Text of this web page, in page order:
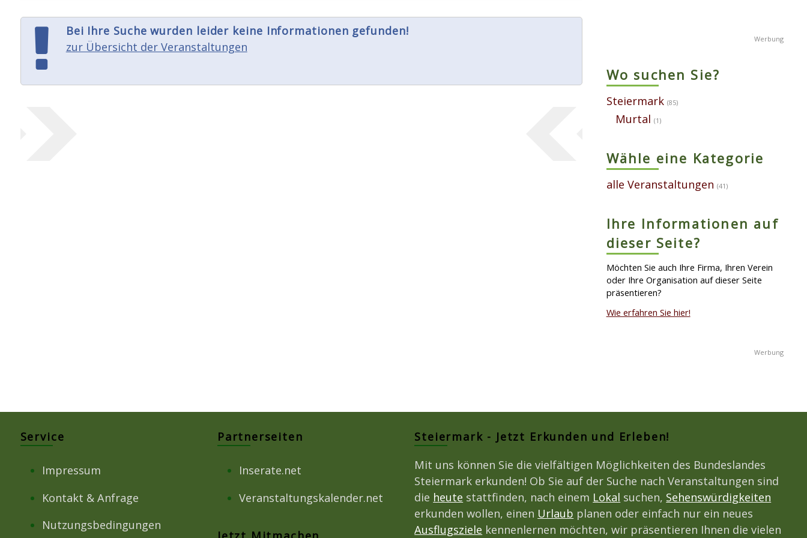
Bei Ihre Suche wurden leider keine Informationen gefunden!
zur Übersicht der Veranstaltungen
Wo suchen Sie?
Steiermark (85)
Murtal (1)
Wähle eine Kategorie
alle Veranstaltungen (41)
Ihre Informationen auf
dieser Seite?
Möchten Sie auch Ihre Firma, Ihren Verein
oder Ihre Organisation auf dieser Seite
präsentieren?
Wie erfahren Sie hier!
Service
Impressum
Kontakt & Anfrage
Nutzungsbedingungen
Partnerseiten
Inserate.net
Veranstaltungskalender.net
Steiermark - Jetzt Erkunden und Erleben!
Mit uns können Sie die vielfältigen Möglichkeiten des Bundeslandes
Steiermark erkunden! Ob Sie auf der Suche nach Veranstaltungen sind
die heute stattfinden, nach einem Lokal suchen, Sehenswürdigkeiten
erkunden wollen, einen Urlaub planen oder einfach nur ein neues
Ausflugsziele kennenlernen möchten, wir präsentieren Ihnen die vielen